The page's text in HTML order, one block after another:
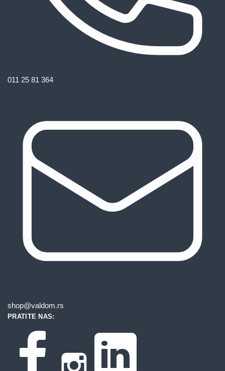
011 25 81 364
shop@valdom.rs
PRATITE NAS: